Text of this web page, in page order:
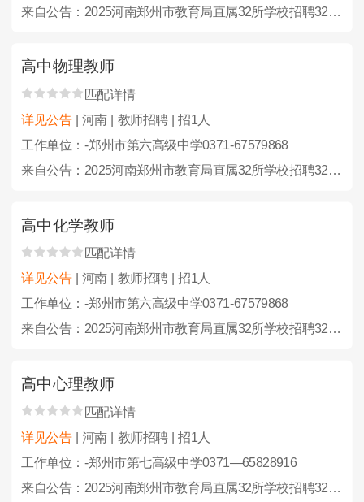
来自公告：2025河南郑州市教育局直属32所学校招聘323人公告
高中物理教师
匹配详情
详见公告 | 河南 | 教师招聘 | 招1人
工作单位：-郑州市第六高级中学0371-67579868
来自公告：2025河南郑州市教育局直属32所学校招聘323人公告
高中化学教师
匹配详情
详见公告
| 河南 | 教师招聘 | 招1人
工作单位：-郑州市第六高级中学0371-67579868
来自公告：2025河南郑州市教育局直属32所学校招聘323人公告
高中心理教师
匹配详情
详见公告 | 河南 | 教师招聘 | 招1人
工作单位：-郑州市第七高级中学0371—65828916
来自公告：2025河南郑州市教育局直属32所学校招聘323人公告